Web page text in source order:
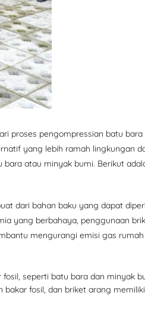
proses pengompressian batu bara
yang lebih ramah lingkungan
atau minyak bumi. Berikut
dari bahan baku yang dapat
yang berbahaya, penggunaan
mengurangi emisi gas
seperti batu bara dan minyak
fosil, dan briket arang